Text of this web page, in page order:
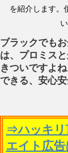
を紹介します。
ブラックでも
は、プロミス
きついですよね
できる、安心安
⇒ハッキリ
エイト広